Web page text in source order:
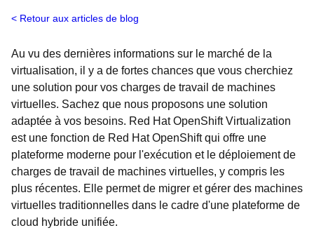
Retour aux articles de blog
Au vu des dernières informations sur le marché de la
virtualisation, il y a de fortes chances que vous cherchiez
une solution pour vos charges de travail de machines
virtuelles. Sachez que nous proposons une solution
adaptée à vos besoins. Red Hat OpenShift Virtualization
est une fonction de Red Hat OpenShift qui offre une
plateforme moderne pour l'exécution et le déploiement de
charges de travail de machines virtuelles, y compris les
plus récentes. Elle permet de migrer et gérer des machines
virtuelles traditionnelles dans le cadre d'une plateforme de
cloud hybride unifiée.